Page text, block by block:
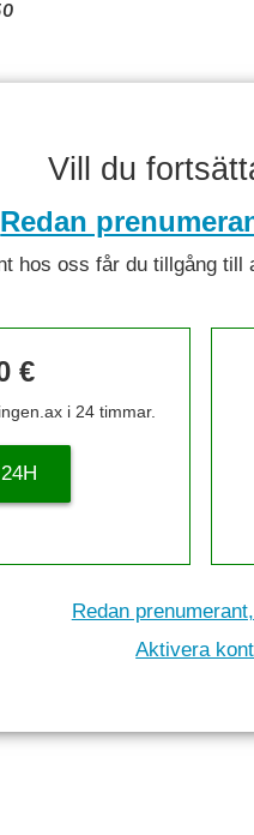
Vill du
Redan
hos oss får du tillgång
€
i 24 timmar.
Redan
Aktivera